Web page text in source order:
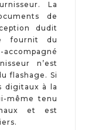
La
de
dudit
fournit du
n’est
flashage. Si
digitaux à la
même tenu
et est